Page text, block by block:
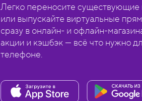
Легко переносите существующие
или выпускайте виртуальные
сразу в онлайн- и офлайн-
акции и кэшбэк — всё что нужно
телефоне.